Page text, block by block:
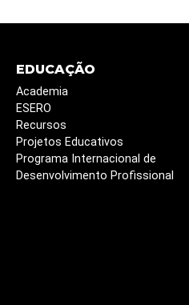
EDUCAÇÃO
Academia
ESERO
Recursos
Projetos Educativos
Programa Internacional de
Desenvolvimento Profissional